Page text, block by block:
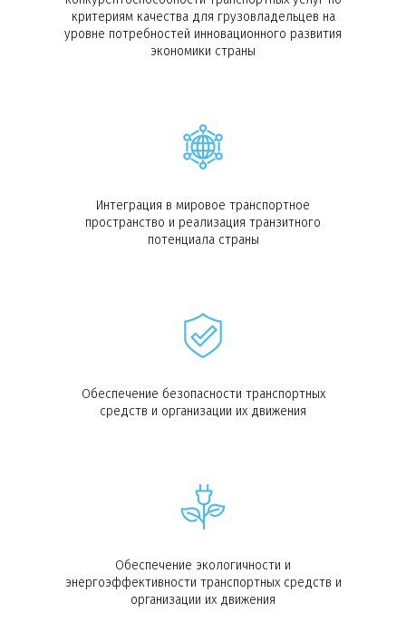
критериям качества для грузовладельцев на
уровне потребностей инновационного развития
экономики страны
Интеграция в мировое транспортное
пространство и реализация транзитного
потенциала страны
Обеспечение безопасности транспортных
средств и организации их движения
Обеспечение экологичности и
энергоэффективности транспортных средств и
организации их движения